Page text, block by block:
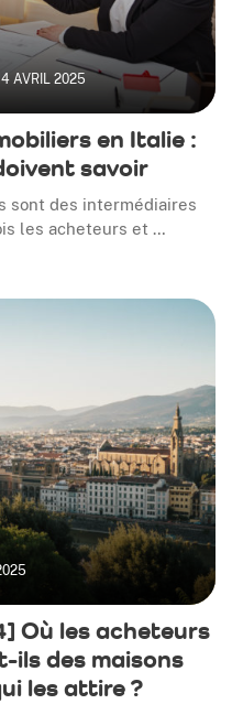
AVRIL 2025
en Italie :
savoir
sont des intermédiaires
les acheteurs et …
Où les acheteurs
ils des maisons
les attire ?